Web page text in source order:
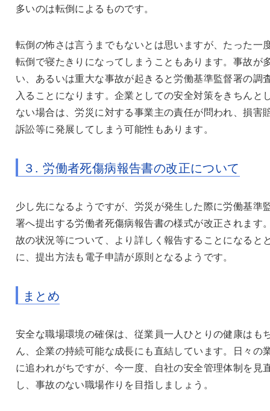
多いのは転倒によるものです。
転倒の怖さは言うまでもないとは思いますが、たった一
転倒で寝たきりになってしまうこともあります。事故が
い、あるいは重大な事故が起きると労働基準監督署の調
入ることになります。企業としての安全対策をきちんと
ない場合は、労災に対する事業主の責任が問われ、損害
訴訟等に発展してしまう可能性もあります。
３.労働者死傷病報告書の改正について
少し先になるようですが、労災が発生した際に労働基準
署へ提出する労働者死傷病報告書の様式が改正されます
故の状況等について、より詳しく報告することになると
に、提出方法も電子申請が原則となるようです。
まとめ
安全な職場環境の確保は、従業員一人ひとりの健康はも
ん、企業の持続可能な成長にも直結しています。日々の
に追われがちですが、今一度、自社の安全管理体制を見
し、事故のない職場作りを目指しましょう。